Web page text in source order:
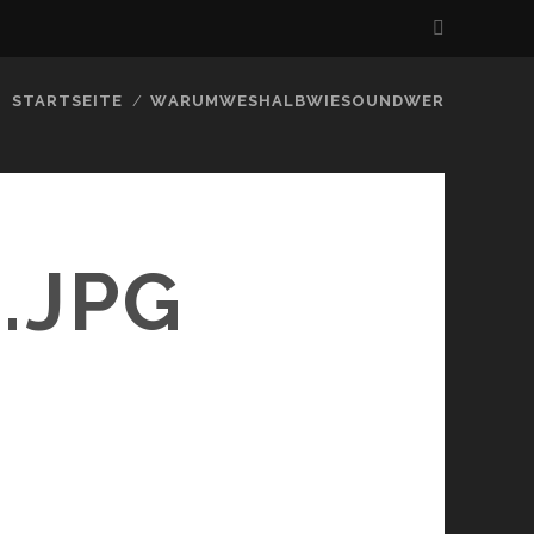
STARTSEITE WARUMWESHALBWIESOUNDWER